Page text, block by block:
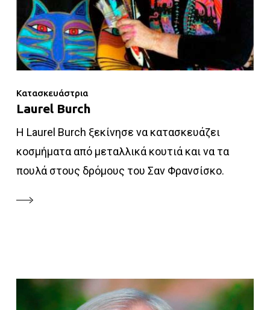
Κατασκευάστρια
Laurel Burch
Η Laurel Burch ξεκίνησε να κατασκευάζει
κοσμήματα από μεταλλικά κουτιά και να τα
πουλά στους δρόμους του Σαν Φρανσίσκο.